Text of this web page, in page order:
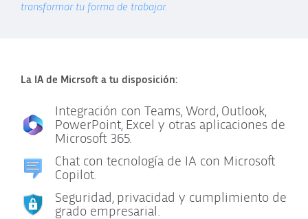
transformar tu forma de trabajar.
La IA de Micrsoft a tu disposición:
Integración con Teams, Word, Outlook,
PowerPoint, Excel y otras aplicaciones de
Microsoft 365.
Chat con tecnología de IA con Microsoft
Copilot.
Seguridad, privacidad y cumplimiento de
grado empresarial.